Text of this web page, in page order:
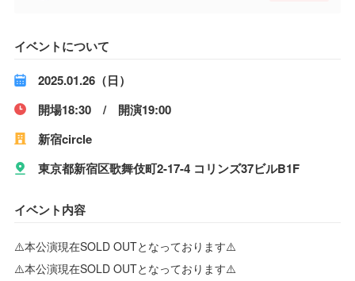
イベントについて
2025.01.26（日）
開場18:30 / 開演19:00
新宿circle
東京都新宿区歌舞伎町2-17-4 コリンズ37ビルB1F
イベント内容
⚠️本公演現在SOLD OUTとなっております⚠️
⚠️本公演現在SOLD OUTとなっております⚠️